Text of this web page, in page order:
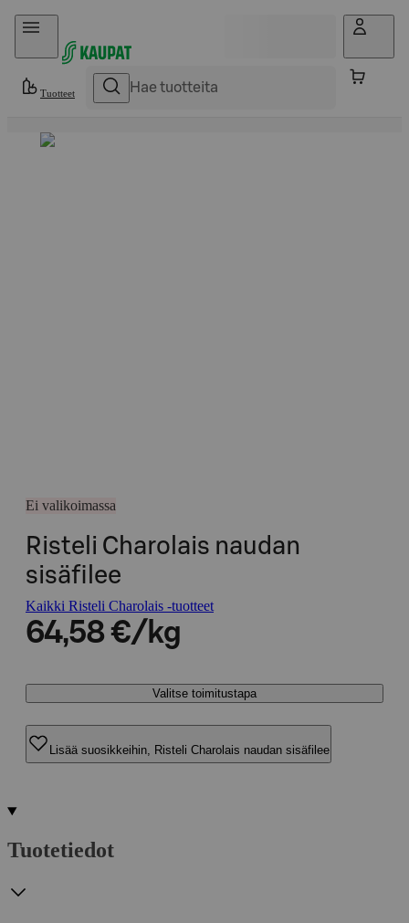
Hyppää sisältöön
Tuotteet
Ei valikoimassa
Risteli Charolais naudan
sisäfilee
Kaikki Risteli Charolais -tuotteet
64,58 €/kg
Valitse toimitustapa
Lisää suosikkeihin, Risteli Charolais naudan sisäfilee
Tuotetiedot